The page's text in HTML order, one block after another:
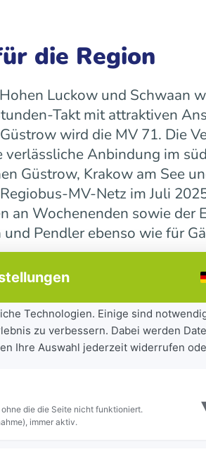
die Region
Luckow und Schwaan
Takt mit attraktiven
wird die MV 71. Die
Anbindung im
Güstrow, Krakow am See
MV-Netz im Juli
an Wochenenden sowie der
Pendler ebenso wie für
laufenden
besser
und Bürger sowie
Die neuen MV-
Technologien. Einige sind
zu verbessern. Dabei werden
Ihre Auswahl jederzeit widerrufen
die die Seite nicht funktioniert.
immer aktiv.